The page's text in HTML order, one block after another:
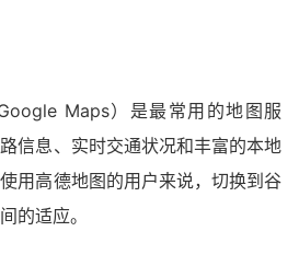
Maps）是最常用的地图服
信息、实时交通状况和丰富的本地
用高德地图的用户来说，切换到谷
的适应。